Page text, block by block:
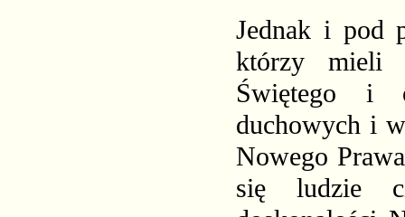
Jednak i pod
którzy mieli
Świętego i
duchowych i
Nowego
się ludzie